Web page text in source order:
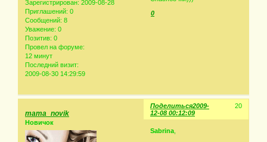
Зарегистрирован: 2009-08-28
Приглашений: 0
Сообщений: 8
Уважение: 0
Позитив: 0
Провел на форуме:
12 минут
Последний визит:
2009-08-30 14:29:59
0
Поделиться 20
2009-
12-08 00:12:09
mama_novik
Новичок
Sabrina